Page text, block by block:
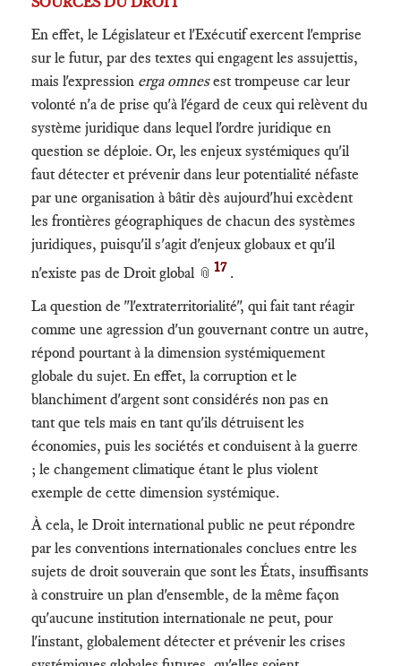
En effet, le Législateur et l'Exécutif exercent l'emprise
sur le futur, par des textes qui engagent les assujettis,
mais l'expression erga omnesest trompeuse car leur
volonté n'a de prise qu'à l'égard de ceux qui relèvent du
système juridique dans lequel l'ordre juridique en
question se déploie. Or, les enjeux systémiques qu'il
faut détecter et prévenir dans leur potentialité néfaste
par une organisation à bâtir dès aujourd'hui excèdent
les frontières géographiques de chacun des systèmes
juridiques, puisqu'il s'agit d'enjeux globaux et qu'il
n'existe pas de Droit global 📎 17 .
La question de "l'extraterritorialité", qui fait tant réagir
comme une agression d'un gouvernant contre un autre,
répond pourtant à la dimension systémiquement
globale du sujet. En effet, la corruption et le
blanchiment d'argent sont considérés non pas en
tant que tels mais en tant qu'ils détruisent les
économies, puis les sociétés et conduisent à la guerre
; le changement climatique étant le plus violent
exemple de cette dimension systémique.
À cela, le Droit international public ne peut répondre
par les conventions internationales conclues entre les
sujets de droit souverain que sont les États, insuffisants
à construire un plan d'ensemble, de la même façon
qu'aucune institution internationale ne peut, pour
l'instant, globalement détecter et prévenir les crises